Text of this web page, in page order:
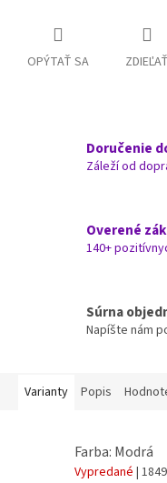
OPÝTAŤ SA ZDIEĽAŤ
Doručenie
Záleží od
Overené
140+
Súrna
Napíšte nám
Varianty Popis
Farba: Modrá
Vypredané |